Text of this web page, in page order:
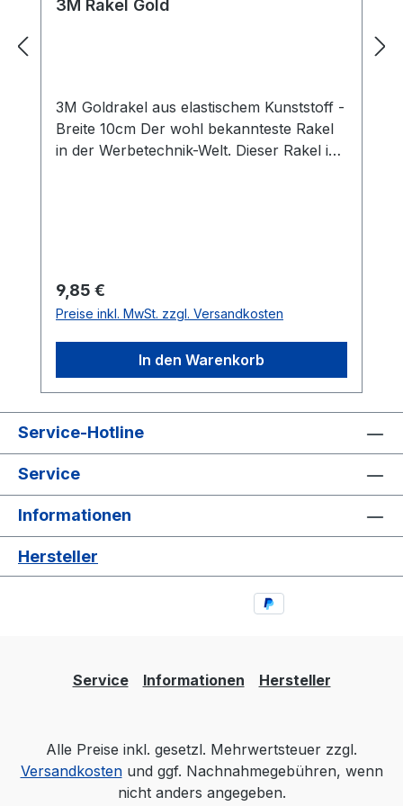
3M Rakel Gold
3M Goldrakel aus elastischem Kunststoff -
Breite 10cm Der wohl bekannteste Rakel
in der Werbetechnik-Welt. Dieser Rakel ist
gebogenen Oberflächen wie
Autoscheiben und KFZ-Karosserien.
Eigenschaften: stabil hitzebeständig
elastisch hervorragende
Gleiteigenschaften
Regulärer Preis:
9,85 €
Preise inkl. MwSt. zzgl. Versandkosten
In den Warenkorb
Service-Hotline
Service
Informationen
Hersteller
Service Informationen Hersteller
Alle Preise inkl. gesetzl. Mehrwertsteuer zzgl.
Versandkostenund ggf. Nachnahmegebühren, wenn
nicht anders angegeben.